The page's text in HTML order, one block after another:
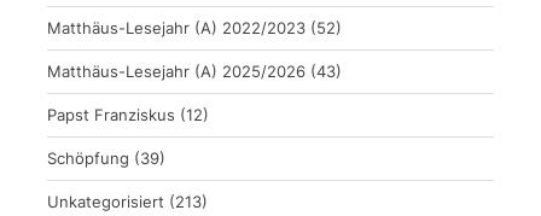
Matthäus-Lesejahr (A) 2022/2023 (52)
Matthäus-Lesejahr (A) 2025/2026 (43)
Papst Franziskus (12)
Schöpfung (39)
Unkategorisiert (213)